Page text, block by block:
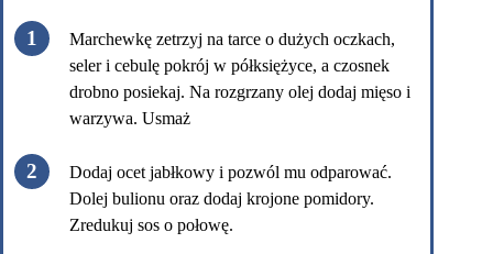
Marchewkę zetrzyj na tarce o dużych oczkach,
seler i cebulę pokrój w półksiężyce, a czosnek
drobno posiekaj. Na rozgrzany olej dodaj mięso i
warzywa. Usmaż
Dodaj ocet jabłkowy i pozwól mu odparować.
Dolej bulionu oraz dodaj krojone pomidory.
Zredukuj sos o połowę.